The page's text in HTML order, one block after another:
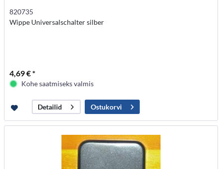
820735
Wippe Universalschalter silber
4,69 € *
Kohe saatmiseks valmis
Detailid Ostukorvi